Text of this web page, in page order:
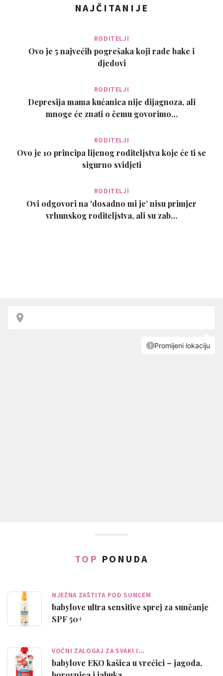
NAJČITANIJE
RODITELJI
Ovo je 5 najvećih pogrešaka koji rade bake i
djedovi
RODITELJI
Depresija mama kućanica nije dijagnoza, ali
mnoge će znati o čemu govorimo…
RODITELJI
Ovo je 10 principa lijenog roditeljstva koje će ti se
sigurno svidjeti
RODITELJI
Ovi odgovori na 'dosadno mi je' nisu primjer
vrhunskog roditeljstva, ali su zab…
TOP PONUDA
NJEŽNA ZAŠTITA POD SUNCEM
babylove ultra sensitive sprej za sunčanje
SPF 50+
VOĆNI ZALOGAJ ZA SVAKI I…
babylove EKO kašica u vrećici – jagoda,